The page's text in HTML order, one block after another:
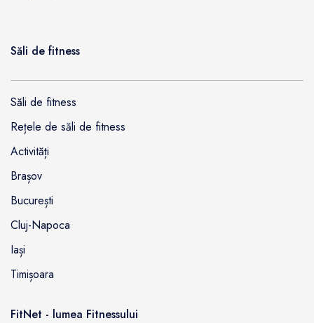
Săli de fitness
Săli de fitness
Rețele de săli de fitness
Activități
Brașov
București
Cluj-Napoca
Iași
Timișoara
FitNet - lumea Fitnessului